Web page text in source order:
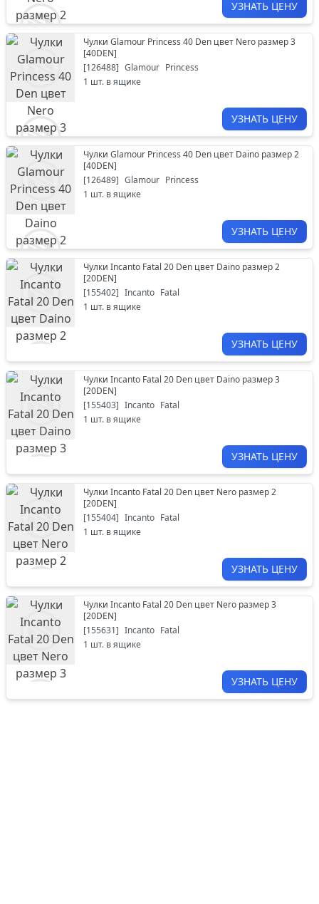
УЗНАТЬ ЦЕНУ
Чулки Glamour Princess 40 Den цвет Nero размер 3
[40DEN]
[126488] Glamour Princess
1 шт. в ящике
УЗНАТЬ ЦЕНУ
Чулки Glamour Princess 40 Den цвет Daino размер 2
[40DEN]
[126489] Glamour Princess
1 шт. в ящике
УЗНАТЬ ЦЕНУ
Чулки Incanto Fatal 20 Den цвет Daino размер 2
[20DEN]
[155402] Incanto Fatal
1 шт. в ящике
УЗНАТЬ ЦЕНУ
Чулки Incanto Fatal 20 Den цвет Daino размер 3
[20DEN]
[155403] Incanto Fatal
1 шт. в ящике
УЗНАТЬ ЦЕНУ
Чулки Incanto Fatal 20 Den цвет Nero размер 2
[20DEN]
[155404] Incanto Fatal
1 шт. в ящике
УЗНАТЬ ЦЕНУ
Чулки Incanto Fatal 20 Den цвет Nero размер 3
[20DEN]
[155631] Incanto Fatal
1 шт. в ящике
УЗНАТЬ ЦЕНУ